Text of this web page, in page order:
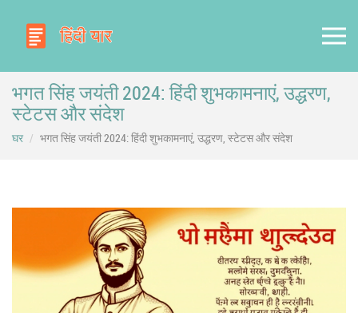
भगत सिंह जयंती 2024: हिंदी शुभकामनाएं, उद्धरण,
स्टेटस और संदेश
घर भगत सिंह जयंती 2024: हिंदी शुभकामनाएं, उद्धरण, स्टेटस और संदेश